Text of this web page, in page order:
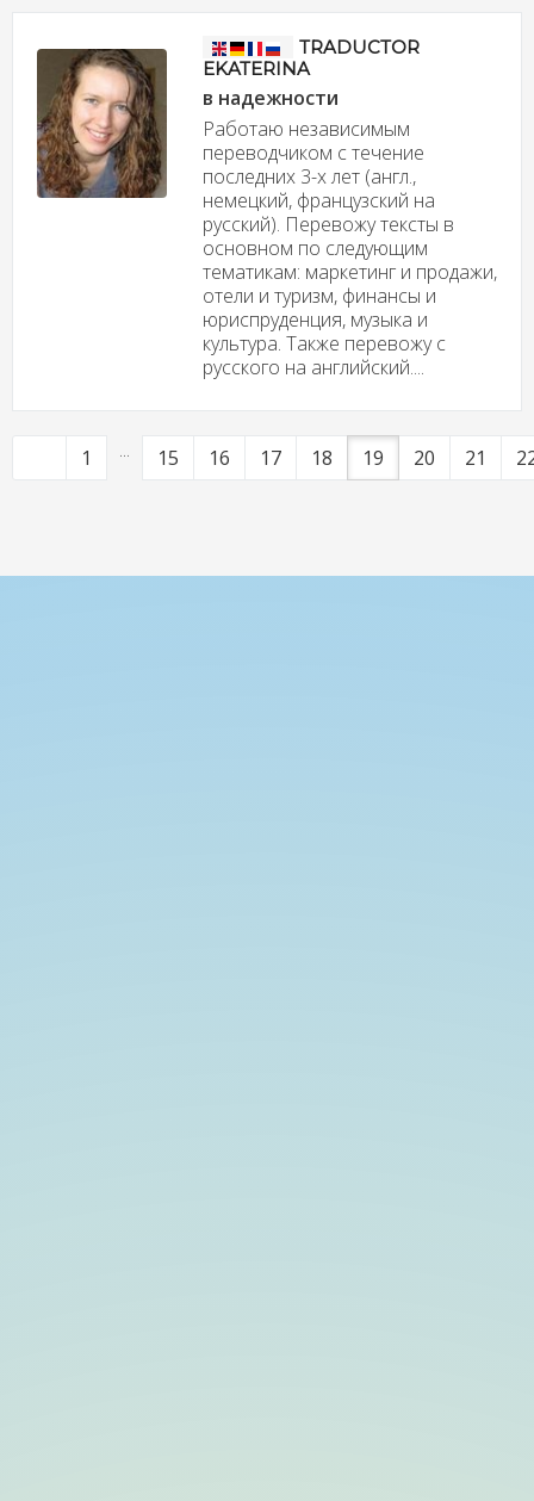
TRADUCTOR
EKATERINA
в надежности
Работаю независимым
переводчиком с течение
последних 3-х лет (англ.,
немецкий, французский на
русский). Перевожу тексты в
основном по следующим
тематикам: маркетинг и продажи,
отели и туризм, финансы и
юриспруденция, музыка и
культура. Также перевожу с
русского на английский....
1 ... 15 16 17 18 19 20 21